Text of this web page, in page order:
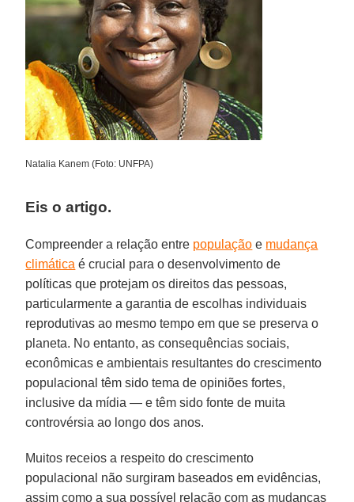
Natalia Kanem (Foto: UNFPA)
Eis o artigo.
Compreender a relação entre população e mudança
climática é crucial para o desenvolvimento de
políticas que protejam os direitos das pessoas,
particularmente a garantia de escolhas individuais
reprodutivas ao mesmo tempo em que se preserva o
planeta. No entanto, as consequências sociais,
econômicas e ambientais resultantes do crescimento
populacional têm sido tema de opiniões fortes,
inclusive da mídia — e têm sido fonte de muita
controvérsia ao longo dos anos.
Muitos receios a respeito do crescimento
populacional não surgiram baseados em evidências,
assim como a sua possível relação com as mudanças